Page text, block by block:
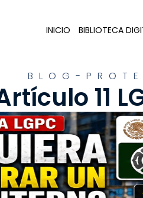
INICIO BIBLIOTECA
BLOG-
11